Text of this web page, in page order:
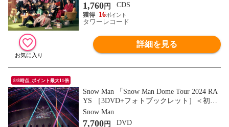
1,760円
CDS
16
タワーレコード
詳細を見る
8/8時点_ポイント最大11倍
Snow Man 「Snow Man Dome Tour 2024 RA
YS ［3DVD+フォトブックレット］＜初回
盤＞」 DVD
Snow Man
7,700円 DVD